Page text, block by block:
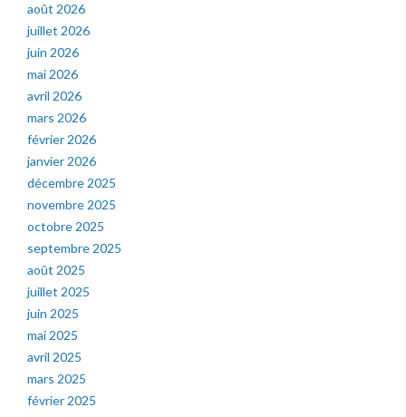
août 2026
juillet 2026
juin 2026
mai 2026
avril 2026
mars 2026
février 2026
janvier 2026
décembre 2025
novembre 2025
octobre 2025
septembre 2025
août 2025
juillet 2025
juin 2025
mai 2025
avril 2025
mars 2025
février 2025